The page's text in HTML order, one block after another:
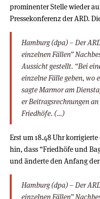
prominenter Stelle wieder
Pressekonferenz der ARD.
Hamburg (dpa) – Der
einzelnen Fällen”
Aussicht gestellt. “Bei
einzelne Fälle geben, wo
sagte Marmor am
er Beitragsrechnungen
Friedhöfe. (…)
Erst um 18.48 Uhr
hin, dass “Friedhöfe und
und änderte den Anfang
Hamburg (dpa) – Der
einzelnen Fällen”